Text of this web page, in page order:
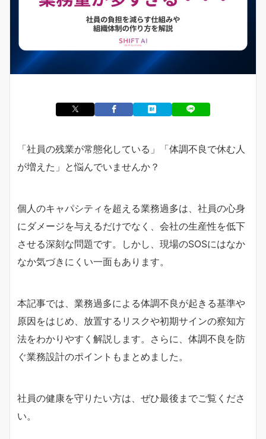
「社員の残業が常態化している」「体調不良で休む人
が増えた」と悩んでいませんか？
個人のキャパシティを超える業務過多は、社員の心身
にダメージを与えるだけでなく、会社の生産性を低下
させる深刻な問題です。しかし、現場のSOSにはなか
なか気づきにくい一面もあります。
本記事では、業務過多による体調不良が起きる基準や
原因をはじめ、放置するリスクや初期サインの察知方
法をわかりやすく解説します。さらに、体調不良を防
ぐ業務設計のポイントもまとめました。
社員の健康を守りたい方は、ぜひ最後までご覧くださ
い。